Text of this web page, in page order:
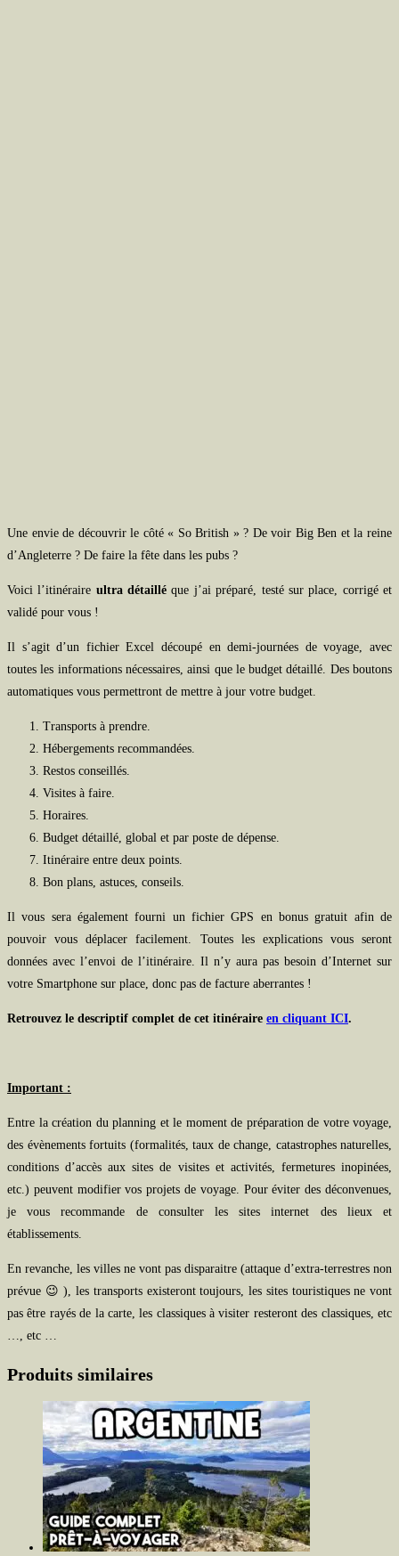
Une envie de découvrir le côté « So British » ? De voir Big Ben et la reine
d’Angleterre ? De faire la fête dans les pubs ?
Voici l’itinéraire ultra détaillé que j’ai préparé, testé sur place, corrigé et
validé pour vous !
Il s’agit d’un fichier Excel découpé en demi-journées de voyage, avec
toutes les informations nécessaires, ainsi que le budget détaillé. Des boutons
automatiques vous permettront de mettre à jour votre budget.
Transports à prendre.
Hébergements recommandées.
Restos conseillés.
Visites à faire.
Horaires.
Budget détaillé, global et par poste de dépense.
Itinéraire entre deux points.
Bon plans, astuces, conseils.
Il vous sera également fourni un fichier GPS en bonus gratuit afin de
pouvoir vous déplacer facilement. Toutes les explications vous seront
données avec l’envoi de l’itinéraire. Il n’y aura pas besoin d’Internet sur
votre Smartphone sur place, donc pas de facture aberrantes !
Retrouvez le descriptif complet de cet itinéraire en cliquant ICI.
Important :
Entre la création du planning et le moment de préparation de votre voyage,
des évènements fortuits (formalités, taux de change, catastrophes naturelles,
conditions d’accès aux sites de visites et activités, fermetures inopinées,
etc.) peuvent modifier vos projets de voyage. Pour éviter des déconvenues,
je vous recommande de consulter les sites internet des lieux et
établissements.
En revanche, les villes ne vont pas disparaitre (attaque d’extra-terrestres non
prévue 😉 ), les transports existeront toujours, les sites touristiques ne vont
pas être rayés de la carte, les classiques à visiter resteront des classiques, etc
…, etc …
Produits similaires